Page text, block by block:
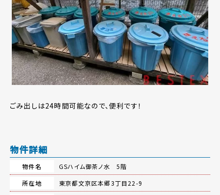
ごみ出しは24時間可能なので、便利です！
物件詳細
物件名
GSハイム御茶ノ水 5階
所在地
東京都文京区本郷3丁目22-9